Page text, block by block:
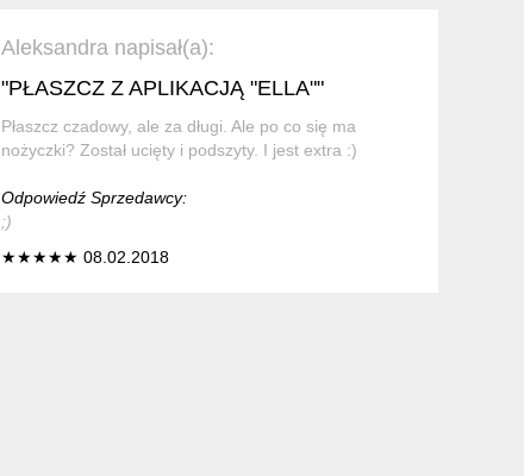
Aleksandra napisał(a):
"PŁASZCZ Z APLIKACJĄ "ELLA""
Płaszcz czadowy, ale za długi. Ale po co się ma
nożyczki? Został ucięty i podszyty. I jest extra :)
Odpowiedź Sprzedawcy:
;)
★★★★★ 08.02.2018